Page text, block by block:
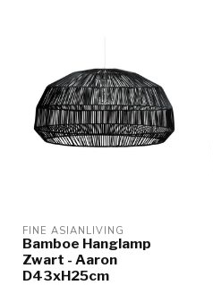
FINE ASIANLIVING
Bamboe Hanglamp
Zwart - Aaron
D43xH25cm